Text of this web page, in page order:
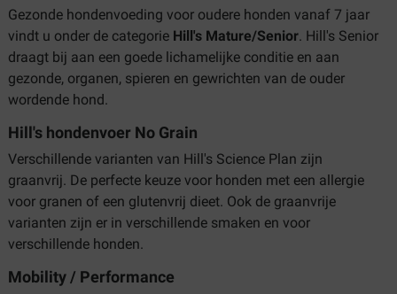
Gezonde hondenvoeding voor oudere honden vanaf 7 jaar
vindt u onder de categorie Hill's Mature/Senior. Hill's Senior
draagt bij aan een goede lichamelijke conditie en aan
gezonde, organen, spieren en gewrichten van de ouder
wordende hond.
Hill's hondenvoer No Grain
Verschillende varianten van Hill's Science Plan zijn
graanvrij. De perfecte keuze voor honden met een allergie
voor granen of een glutenvrij dieet. Ook de graanvrije
varianten zijn er in verschillende smaken en voor
verschillende honden.
Mobility / Performance